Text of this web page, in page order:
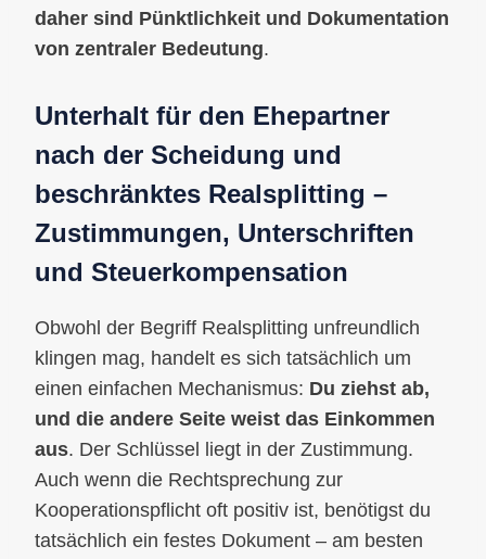
daher sind Pünktlichkeit und Dokumentation
von zentraler Bedeutung.
Unterhalt für den Ehepartner
nach der Scheidung und
beschränktes Realsplitting –
Zustimmungen, Unterschriften
und Steuerkompensation
Obwohl der Begriff Realsplitting unfreundlich
klingen mag, handelt es sich tatsächlich um
einen einfachen Mechanismus: Du ziehst ab,
und die andere Seite weist das Einkommen
aus. Der Schlüssel liegt in der Zustimmung.
Auch wenn die Rechtsprechung zur
Kooperationspflicht oft positiv ist, benötigst du
tatsächlich ein festes Dokument – am besten